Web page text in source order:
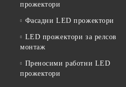
прожектори
Фасадни LED прожектори
LED прожектори за релсов
монтаж
Преносими работни LED
прожектори